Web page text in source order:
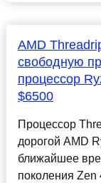
AMD
свободную
процессор
$6500
Процессор
дорогой AMD
ближайшее
поколения